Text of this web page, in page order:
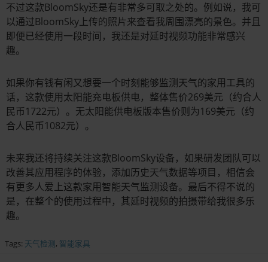
不过这款BloomSky还是有非常多可取之处的。例如说，我可
以通过BloomSky上传的照片来查看我周围漂亮的景色。并且
即便已经使用一段时间，我还是对延时视频功能非常感兴
趣。
如果你有钱有闲又想要一个时刻能够监测天气的家用工具的
话，这款使用太阳能充电板供电，整体售价269美元（约合人
民币1722元）。无太阳能供电板版本售价则为169美元（约
合人民币1082元）。
未来我还将持续关注这款BloomSky设备，如果研发团队可以
改善其应用程序的体验，添加历史天气数据等项目，相信会
有更多人爱上这款家用智能天气监测设备。最后不得不说的
是，在整个的使用过程中，其延时视频的拍摄带给我很多乐
趣。
Tags: 天气检测, 智能家具